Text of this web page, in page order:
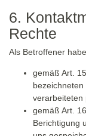
6.
Rechte
Als Betroffener
gemäß Art.
verarbeiteten
gemäß Art.
Berichtigung